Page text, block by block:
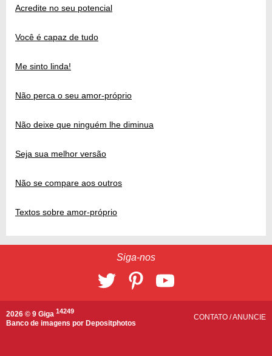
Acredite no seu potencial
Você é capaz de tudo
Me sinto linda!
Não perca o seu amor-próprio
Não deixe que ninguém lhe diminua
Seja sua melhor versão
Não se compare aos outros
Textos sobre amor-próprio
Siga-nos
2026 © 9 Giga 14249
Banco de imagens por Depositphotos
CONTATO /ANUNCIE